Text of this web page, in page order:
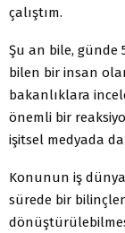
çalıştım.
Şu an bile, günde
bilen bir insan
bakanlıklara
önemli bir
işitsel medyada
Konunun iş
sürede bir